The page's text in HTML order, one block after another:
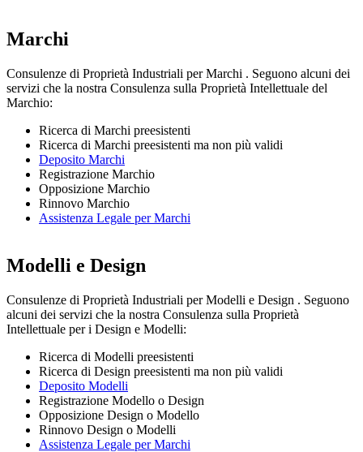
Marchi
Consulenze di Proprietà Industriali per Marchi . Seguono alcuni dei
servizi che la nostra Consulenza sulla Proprietà Intellettuale del
Marchio:
Ricerca di Marchi preesistenti
Ricerca di Marchi preesistenti ma non più validi
Deposito Marchi
Registrazione Marchio
Opposizione Marchio
Rinnovo Marchio
Assistenza Legale per Marchi
Modelli e Design
Consulenze di Proprietà Industriali per Modelli e Design . Seguono
alcuni dei servizi che la nostra Consulenza sulla Proprietà
Intellettuale per i Design e Modelli:
Ricerca di Modelli preesistenti
Ricerca di Design preesistenti ma non più validi
Deposito Modelli
Registrazione Modello o Design
Opposizione Design o Modello
Rinnovo Design o Modelli
Assistenza Legale per Marchi